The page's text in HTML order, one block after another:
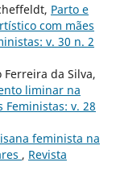
Parto e
com mães
v. 30 n. 2
da Silva,
liminar na
Feministas: v. 28
feminista na
, Revista